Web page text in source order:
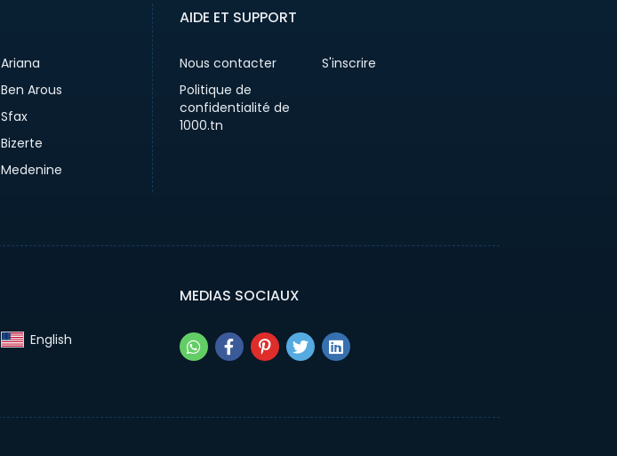
Ariana
Ben Arous
Sfax
Bizerte
Medenine
AIDE ET SUPPORT
Nous contacter
S'inscrire
Politique de
confidentialité de
1000.tn
English‎
MEDIAS SOCIAUX